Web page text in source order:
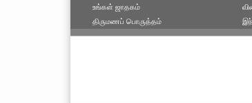
உங்கள் ஜாதகம்
திருமணப் பொருத்தம்